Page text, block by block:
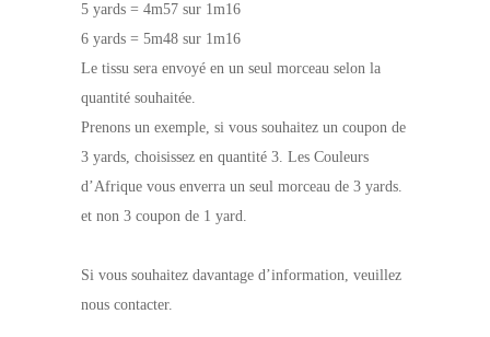
5 yards = 4m57 sur 1m16
6 yards = 5m48 sur 1m16
Le tissu sera envoyé en un seul morceau selon la
quantité souhaitée.
Prenons un exemple, si vous souhaitez un coupon de
3 yards, choisissez en quantité 3. Les Couleurs
d’Afrique vous enverra un seul morceau de 3 yards.
et non 3 coupon de 1 yard.
Si vous souhaitez davantage d’information, veuillez
nous contacter.